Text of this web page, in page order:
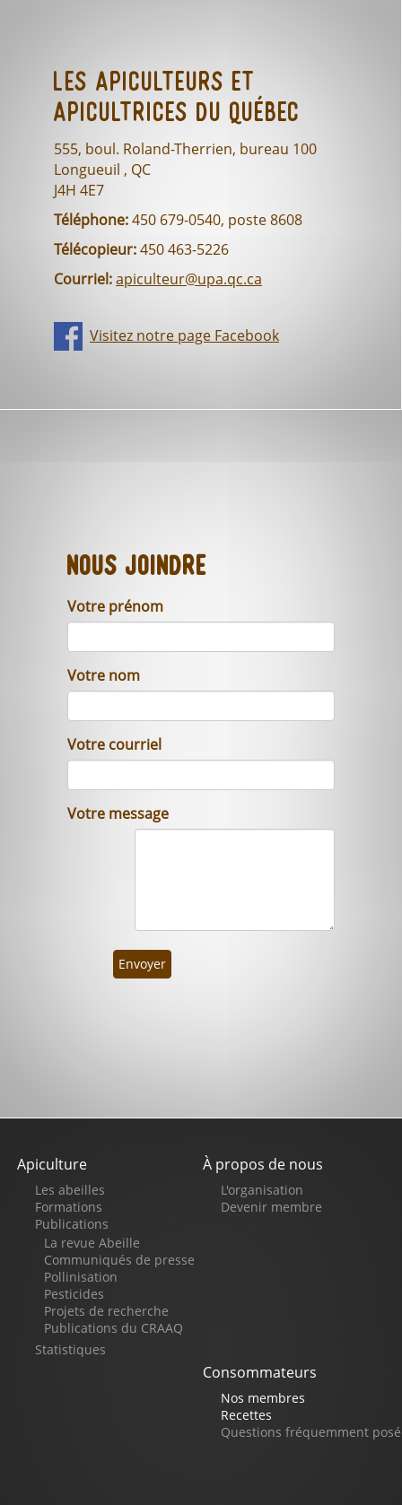
Les Apiculteurs et
Apicultrices du Québec
555, boul. Roland-Therrien, bureau 100
Longueuil , QC
J4H 4E7
Téléphone:450 679-0540, poste 8608
Télécopieur:450 463-5226
Courriel:apiculteur@upa.qc.ca
Visitez notre page Facebook
Nous joindre
Votre prénom
Votre nom
Votre courriel
Votre message
Envoyer
Pied
de
page
À propos de nous
L'organisation
Devenir membre
Apiculture
Les abeilles
Formations
Publications
La revue Abeille
Communiqués de presse
Pollinisation
Pesticides
Projets de recherche
Publications du CRAAQ
Statistiques
Consommateurs
Nos membres
Recettes
Questions fréquemment